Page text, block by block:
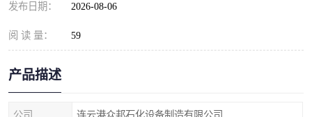
发布日期： 2026-08-06
阅 读 量： 59
产品描述